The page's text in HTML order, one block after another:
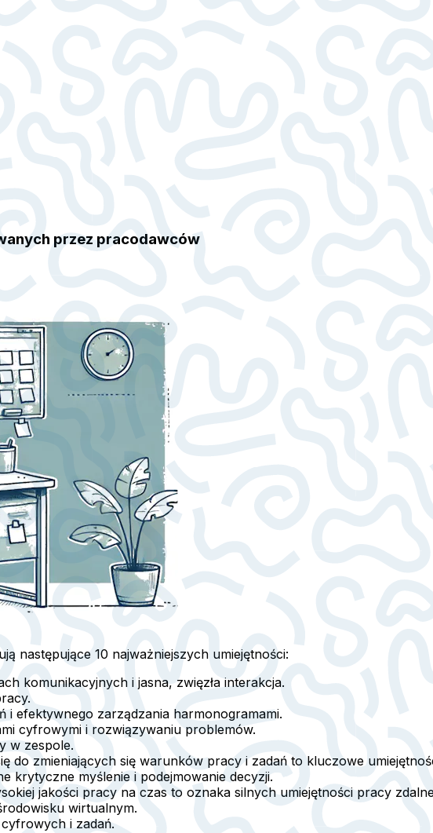
przez pracodawców
następujące 10 najważniejszych umiejętności:
komunikacyjnych i jasna, zwięzła interakcja.
i efektywnego zarządzania harmonogramami.
cyfrowymi i rozwiązywaniu problemów.
w zespole.
do zmieniających się warunków pracy i zadań to kluczowe
krytyczne myślenie i podejmowanie decyzji.
jakości pracy na czas to oznaka silnych umiejętności pracy
wirtualnym.
i zadań.